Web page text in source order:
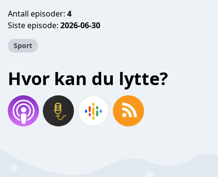
Antall episoder: 4
Siste episode: 2026-06-30
Sport
Hvor kan du lytte?